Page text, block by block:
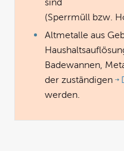
sind
(Sperrmüll bzw.
Altmetalle aus
Badewannen,
der zuständigen
werden.